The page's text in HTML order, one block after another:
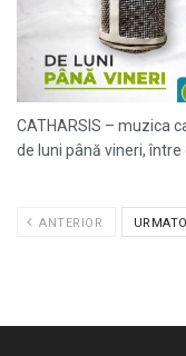
CATHARSIS – muzica
de luni până vineri, între
ANTERIOR